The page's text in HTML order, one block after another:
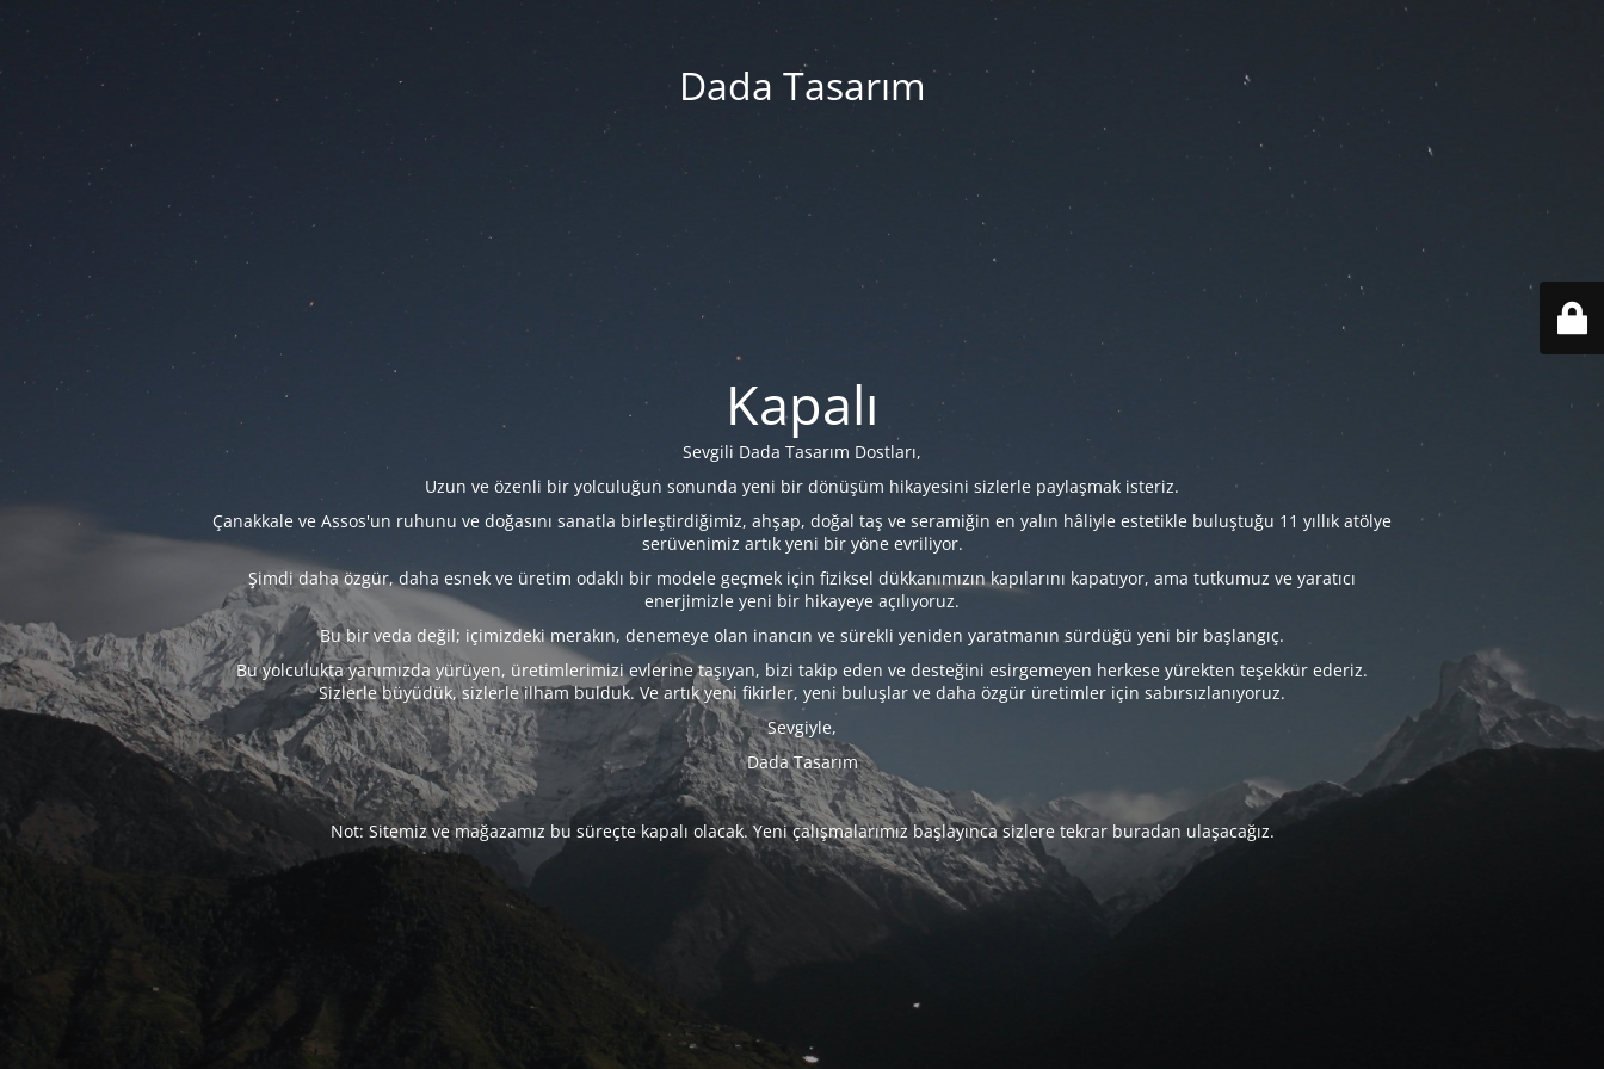
Dada Tasarım
Kapalı
Sevgili Dada Tasarım Dostları,
Uzun ve özenli bir yolculuğun sonunda yeni bir dönüşüm hikayesini sizlerle paylaşmak isteriz.
Çanakkale ve Assos'un ruhunu ve doğasını sanatla birleştirdiğimiz, ahşap, doğal taş ve seramiğin en yalın hâliyle estetikle buluştuğu 11 yıllık atölye
serüvenimiz artık yeni bir yöne evriliyor.
Şimdi daha özgür, daha esnek ve üretim odaklı bir modele geçmek için fiziksel dükkanımızın kapılarını kapatıyor, ama tutkumuz ve yaratıcı
enerjimizle yeni bir hikayeye açılıyoruz.
Bu bir veda değil; içimizdeki merakın, denemeye olan inancın ve sürekli yeniden yaratmanın sürdüğü yeni bir başlangıç.
Bu yolculukta yanımızda yürüyen, üretimlerimizi evlerine taşıyan, bizi takip eden ve desteğini esirgemeyen herkese yürekten teşekkür ederiz.
Sizlerle büyüdük, sizlerle ilham bulduk. Ve artık yeni fikirler, yeni buluşlar ve daha özgür üretimler için sabırsızlanıyoruz.
Sevgiyle,
Dada Tasarım
Not: Sitemiz ve mağazamız bu süreçte kapalı olacak. Yeni çalışmalarımız başlayınca sizlere tekrar buradan ulaşacağız.